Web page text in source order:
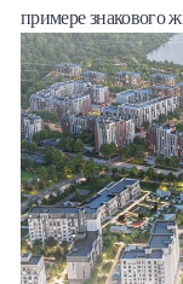
Мобильный
Карта
Продукты
примере знакового